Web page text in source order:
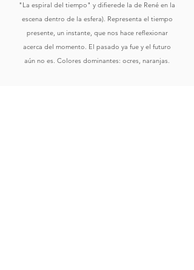
"La espiral del tiempo" y difierede la de René en la
escena dentro de la esfera). Representa el tiempo
presente, un instante, que nos hace reflexionar
acerca del momento. El pasado ya fue y el futuro
aún no es. Colores dominantes: ocres, naranjas.